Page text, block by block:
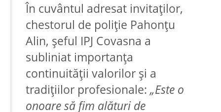
În cuvântul adresat invitaților,
chestorul de poliție Pahonțu
Alin, șeful IPJ Covasna a
subliniat importanța
continuității valorilor și a
tradițiilor profesionale: „Este o
onoare să fim alături de